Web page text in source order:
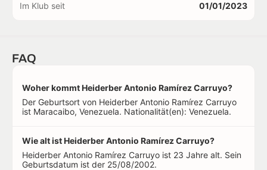
Im Klub seit 01/01/2023
FAQ
Woher kommt Heiderber Antonio Ramírez Carruyo?
Der Geburtsort von Heiderber Antonio Ramírez Carruyo
ist Maracaibo, Venezuela. Nationalität(en): Venezuela.
Wie alt ist Heiderber Antonio Ramírez Carruyo?
Heiderber Antonio Ramírez Carruyo ist 23 Jahre alt. Sein
Geburtsdatum ist der 25/08/2002.